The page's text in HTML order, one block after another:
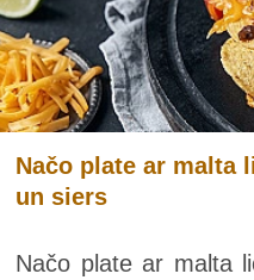
Načo plate ar malta
un siers
Načo plate ar malta